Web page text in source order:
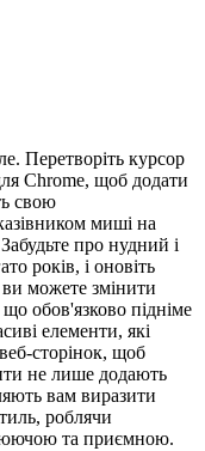
Перетворіть курсор
Chrome, щоб додати
свою
миші на
про нудний і
років, і оновіть
можете змінити
обов'язково підніме
елементи, які
сторінок, щоб
не лише додають
вам виразити
роблячи
та приємною.